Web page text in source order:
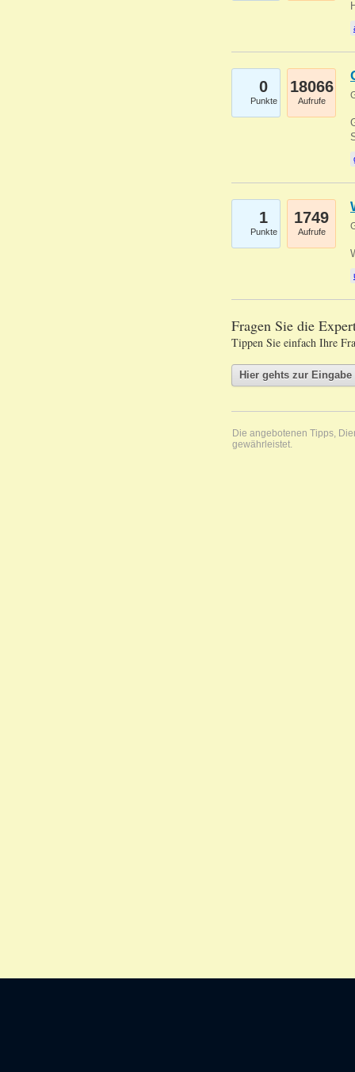
0
Punkte
18066
Aufrufe
1
Punkte
1749
Aufrufe
Fragen Sie die
Tippen Sie einfach Ihre
Die angebotenen Tipps,
gewährleistet.